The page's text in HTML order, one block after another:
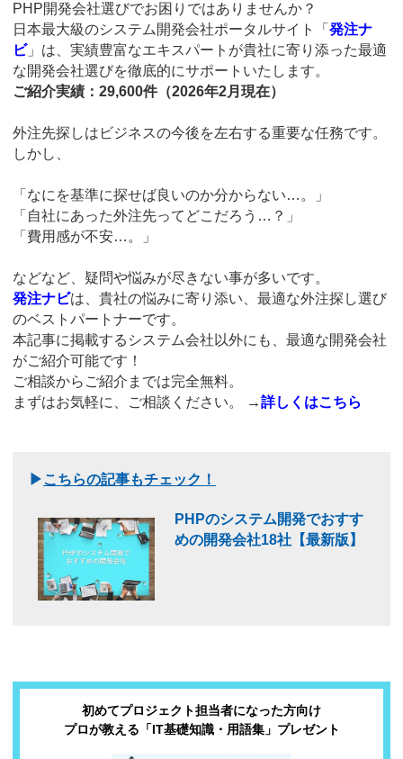
PHP開発会社選びでお困りではありませんか？
日本最大級のシステム開発会社ポータルサイト「 発注ナ
ビ 」は、実績豊富なエキスパートが貴社に寄り添った最適
な開発会社選びを徹底的にサポートいたします。
ご紹介実績：29,600件（2026年2月現在）
外注先探しはビジネスの今後を左右する重要な任務です。
しかし、
「なにを基準に探せば良いのか分からない…。」
「自社にあった外注先ってどこだろう…？」
「費用感が不安…。」
などなど、疑問や悩みが尽きない事が多いです。
発注ナビは、貴社の悩みに寄り添い、最適な外注探し選び
のベストパートナーです。
本記事に掲載するシステム会社以外にも、最適な開発会社
がご紹介可能です！
ご相談からご紹介までは完全無料。
まずはお気軽に、ご相談ください。
→詳しくはこちら
▶ こちらの記事もチェック！
PHPのシステム開発でおすす
めの開発会社18社【最新版】
初めてプロジェクト担当者になった方向け
プロが教える「IT基礎知識・用語集」プレゼント